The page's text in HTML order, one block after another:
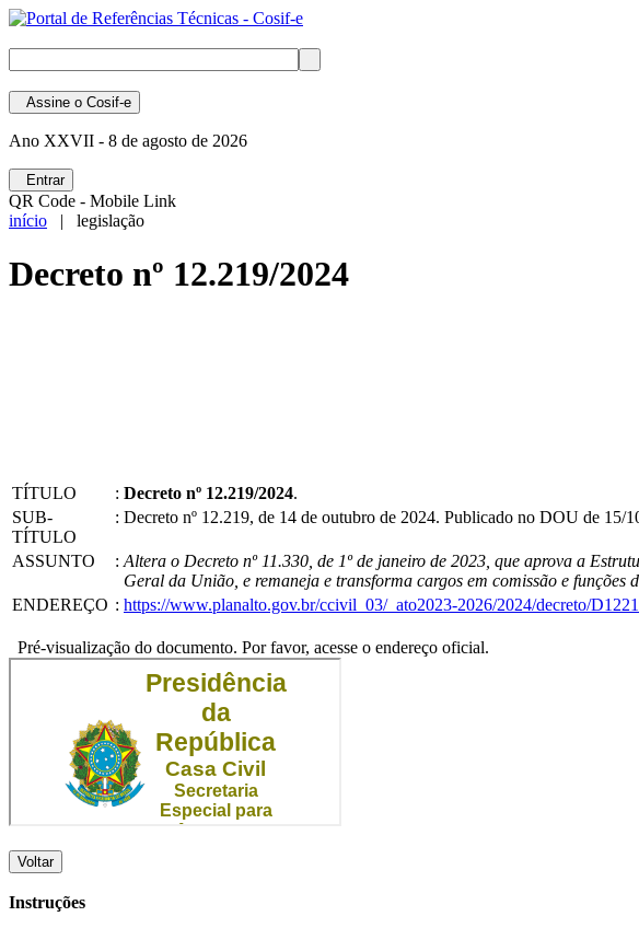
Assine o Cosif-e
Ano XXVII - 8 de agosto de 2026
Entrar
QR Code - Mobile Link
início | legislação
Decreto nº 12.219/2024
TÍTULO : Decreto nº 12.219/2024.
SUB-
TÍTULO
: Decreto nº 12.219, de 14 de outubro de 2024. Publicado no DOU de 15/
ASSUNTO : Altera o Decreto nº 11.330, de 1º de janeiro de 2023, que aprova a
Geral da União, e remaneja e transforma cargos em comissão e funções
ENDEREÇO : https://www.planalto.gov.br/ccivil_03/_ato2023-2026/2024/decreto/
Pré-visualização do documento. Por favor, acesse o endereço oficial.
Voltar
Instruções